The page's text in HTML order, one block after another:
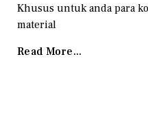
Khusus untuk anda para
material
Read More...